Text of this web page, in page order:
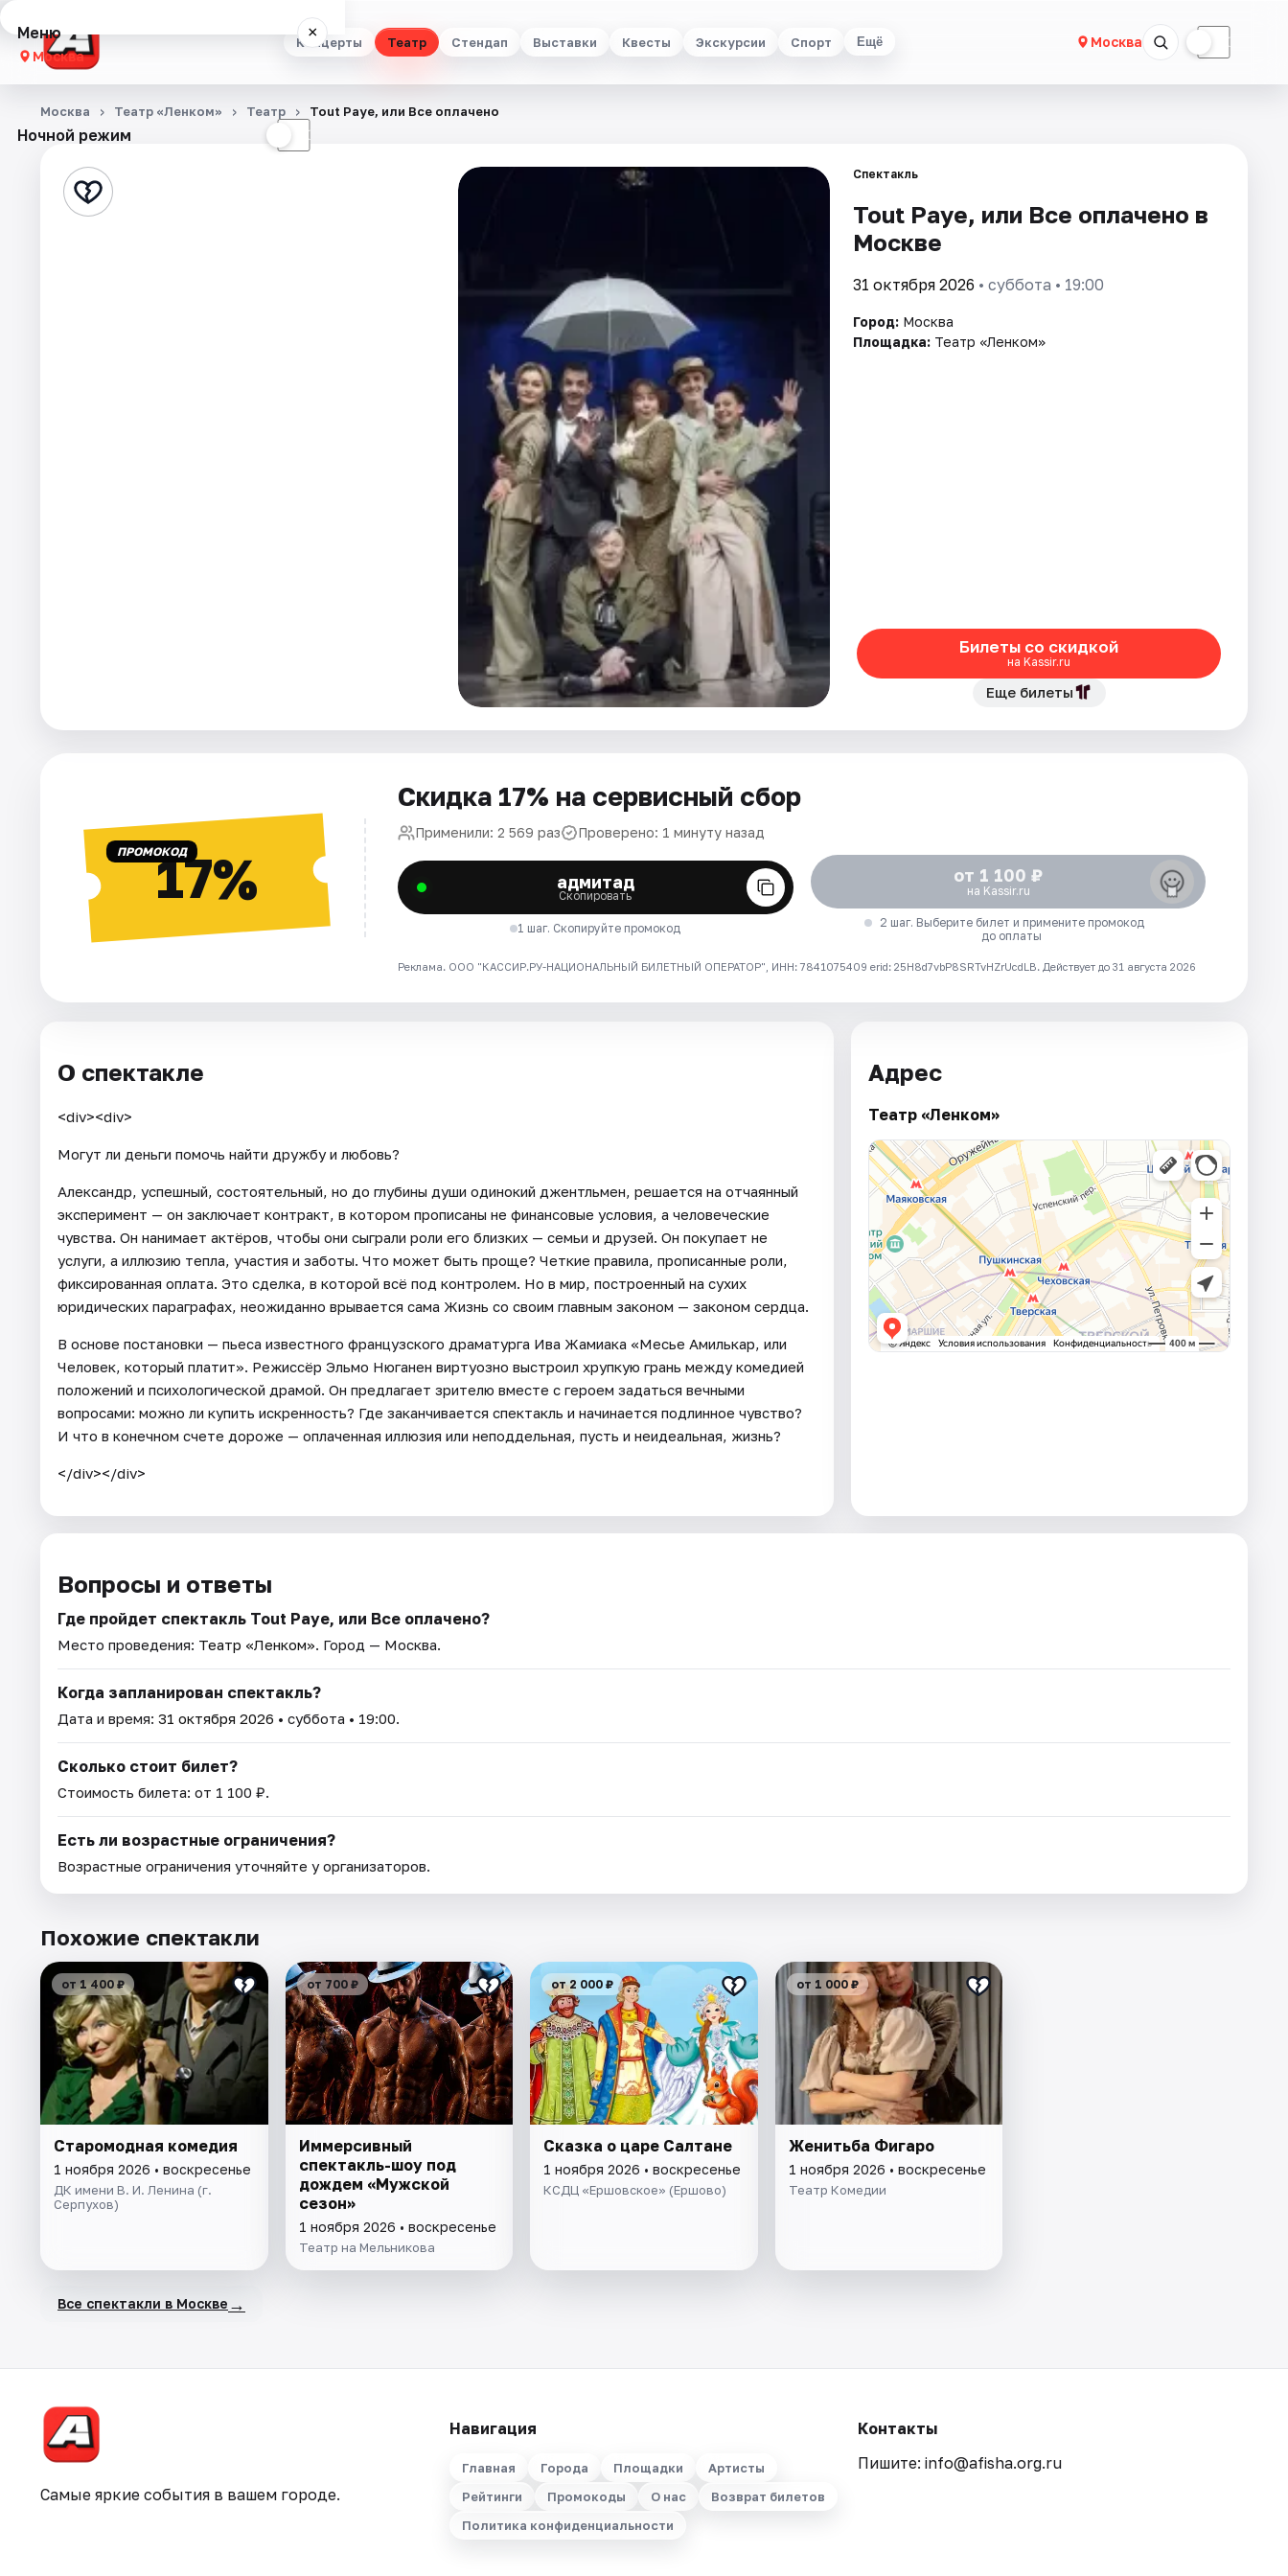
Концерты Театр Стендап Выставки Квесты Экскурсии Спорт Ещё Москва ☾
Меню ×
Москва
Концерты
Стендап
Ночной режим ☾
Москва Театр «Ленком» Театр Tout Paye, или Все оплачено
Спектакль
Tout Paye, или Все оплачено в
Москве
31 октября 2026 • суббота • 19:00
Город: Москва
Площадка: Театр «Ленком»
Билеты со скидкой
на Kassir.ru
Еще билеты
ПРОМОКОД17%
Скидка 17% на сервисный сбор
Применили: 2 569 раз Проверено: 1 минуту назад
адмитад
Скопировать
1 шаг. Скопируйте промокод
от 1 100 ₽
на Kassir.ru
2 шаг. Выберите билет и примените промокод
до оплаты
Реклама. ООО "КАССИР.РУ-НАЦИОНАЛЬНЫЙ БИЛЕТНЫЙ ОПЕРАТОР", ИНН: 7841075409 erid: 25H8d7vbP8SRTvHZrUcdLB. Действует до 31 августа 2026
О спектакле
<div><div>
Могут ли деньги помочь найти дружбу и любовь?
Александр, успешный, состоятельный, но до глубины души одинокий джентльмен, решается на отчаянный
эксперимент — он заключает контракт, в котором прописаны не финансовые условия, а человеческие
чувства. Он нанимает актёров, чтобы они сыграли роли его близких — семьи и друзей. Он покупает не
услуги, а иллюзию тепла, участия и заботы. Что может быть проще? Четкие правила, прописанные роли,
фиксированная оплата. Это сделка, в которой всё под контролем. Но в мир, построенный на сухих
юридических параграфах, неожиданно врывается сама Жизнь со своим главным законом — законом сердца.
В основе постановки — пьеса известного французского драматурга Ива Жамиака «Месье Амилькар, или
Человек, который платит». Режиссёр Эльмо Нюганен виртуозно выстроил хрупкую грань между комедией
положений и психологической драмой. Он предлагает зрителю вместе с героем задаться вечными
вопросами: можно ли купить искренность? Где заканчивается спектакль и начинается подлинное чувство?
И что в конечном счете дороже — оплаченная иллюзия или неподдельная, пусть и неидеальная, жизнь?
</div></div>
Адрес
Театр «Ленком»
Вопросы и ответы
Где пройдет спектакль Tout Paye, или Все оплачено?
Место проведения: Театр «Ленком». Город — Москва.
Когда запланирован спектакль?
Дата и время: 31 октября 2026 • суббота • 19:00.
Сколько стоит билет?
Стоимость билета: от 1 100 ₽.
Есть ли возрастные ограничения?
Возрастные ограничения уточняйте у организаторов.
Похожие спектакли
от 1 400 ₽
Старомодная комедия
1 ноября 2026 • воскресенье
ДК имени В. И. Ленина (г.
Серпухов)
от 700 ₽
Иммерсивный
спектакль-шоу под
дождем «Мужской
сезон»
1 ноября 2026 • воскресенье
Театр на Мельникова
от 2 000 ₽
Сказка о царе Салтане
1 ноября 2026 • воскресенье
КСДЦ «Ершовское» (Ершово)
от 1 000 ₽
Женитьба Фигаро
1 ноября 2026 • воскресенье
Театр Комедии
Все спектакли в Москве →
Самые яркие события в вашем городе.
Навигация
Главная Города Площадки
Артисты
Рейтинги
Промокоды О нас
Возврат билетов
Политика конфиденциальности
Контакты
Пишите: info@afisha.org.ru